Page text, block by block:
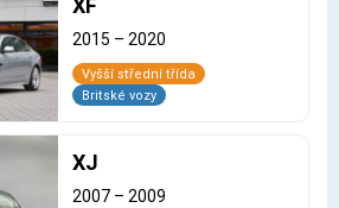
XF
2015 – 2020
Vyšší střední třída
Britské vozy
XJ
2007 – 2009